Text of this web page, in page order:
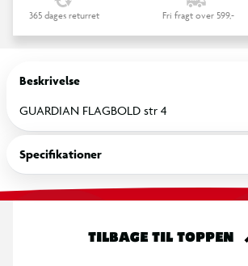
365 dages returret Fri fragt over 599,-
Beskrivelse
GUARDIAN FLAGBOLD str 4
Specifikationer
TILBAGE TIL TOPPEN